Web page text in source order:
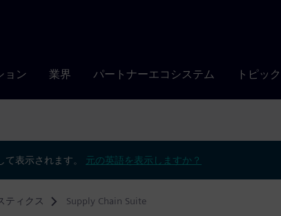
ョン 業界 パートナーエコシステム トピッ
て表示されます。 元の英語を表示しますか？
ティクス Supply Chain Suite